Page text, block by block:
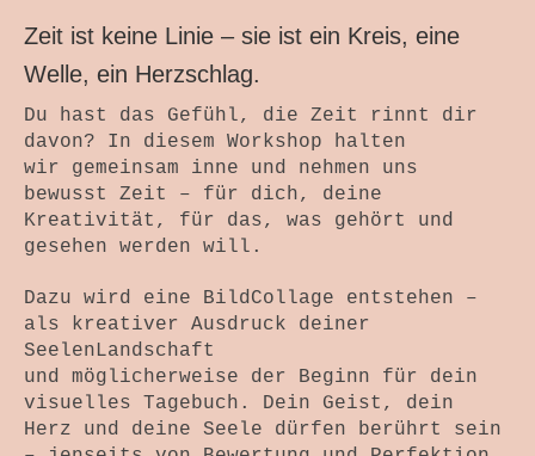
Zeit ist keine Linie – sie ist ein Kreis, eine
Welle, ein Herzschlag.
Du hast das Gefühl, die Zeit rinnt dir
davon? In diesem Workshop halten
wir gemeinsam inne und nehmen uns
bewusst Zeit – für dich, deine
Kreativität, für das, was gehört und
gesehen werden will.
Dazu wird eine BildCollage entstehen –
als kreativer Ausdruck deiner
SeelenLandschaft
und möglicherweise der Beginn für dein
visuelles Tagebuch. Dein Geist, dein
Herz und deine Seele dürfen berührt sein